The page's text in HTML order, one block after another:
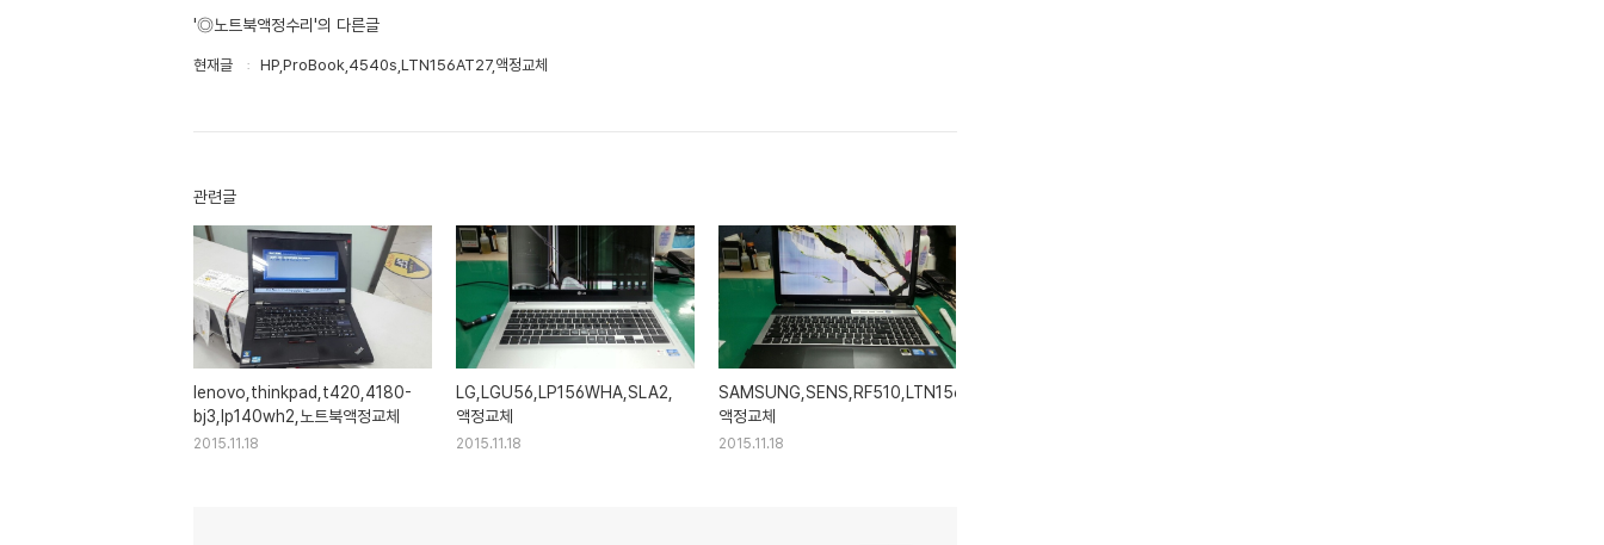
'◎노트북액정수리'의 다른글
현재글 HP,ProBook,4540s,LTN156AT27,액정교체
관련글
lenovo,thinkpad,t420,4180-
bj3,lp140wh2,노트북액정교체
2015.11.18
LG,LGU56,LP156WHA,SLA2,
액정교체
2015.11.18
SAMSUNG,SENS,RF510,LTN156AT15,
액정교체
2015.11.18